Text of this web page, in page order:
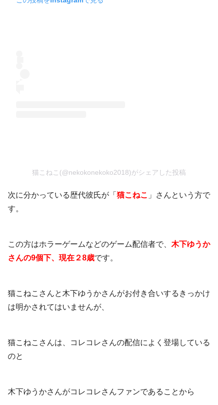
猫こねこ(@nekokonekoko2018)がシェアした投稿
次に分かっている歴代彼氏が「 猫こねこ 」さんという方で
す。
この方はホラーゲームなどのゲーム配信者で、 木下ゆうか
さんの9個下、現在２8歳です。
猫こねこさんと木下ゆうかさんがお付き合いするきっかけ
は明かされてはいませんが、
猫こねこさんは、コレコレさんの配信によく登場している
のと
木下ゆうかさんがコレコレさんファンであることから